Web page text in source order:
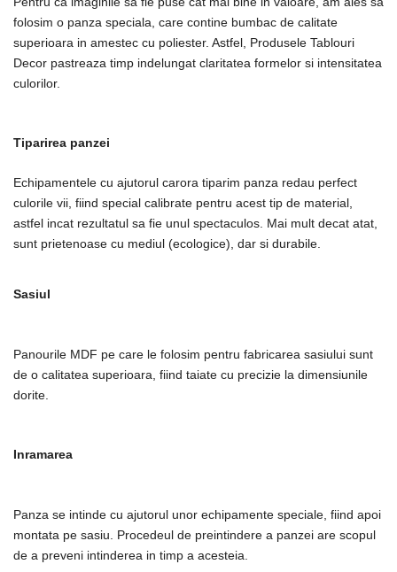
folosim o panza speciala, care contine bumbac de calitate
superioara in amestec cu poliester. Astfel, Produsele Tablouri
Decor pastreaza timp indelungat claritatea formelor si intensitatea
culorilor.
Tiparirea panzei
Echipamentele cu ajutorul carora tiparim panza redau perfect
culorile vii, fiind special calibrate pentru acest tip de material,
astfel incat rezultatul sa fie unul spectaculos. Mai mult decat atat,
sunt prietenoase cu mediul (ecologice), dar si durabile.
Sasiul
Panourile MDF pe care le folosim pentru fabricarea sasiului sunt
de o calitatea superioara, fiind taiate cu precizie la dimensiunile
dorite.
Inramarea
Panza se intinde cu ajutorul unor echipamente speciale, fiind apoi
montata pe sasiu. Procedeul de preintindere a panzei are scopul
de a preveni intinderea in timp a acesteia.